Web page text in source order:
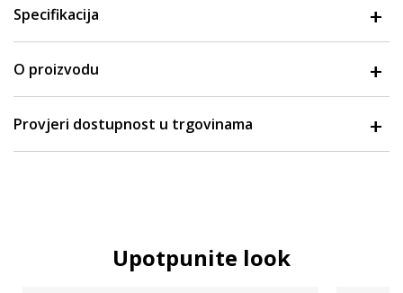
Specifikacija
O proizvodu
Provjeri dostupnost u trgovinama
Upotpunite look